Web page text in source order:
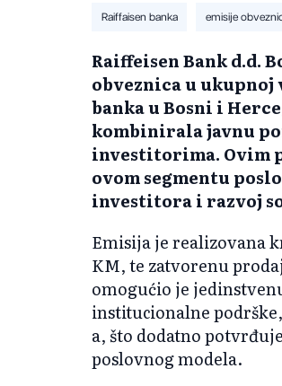
Raiffaisen banka emisije
Raiffeisen Bank d.d.
obveznica u
banka u Bosni i
kombinirala javnu
investitorima. Ovim
ovom segmentu
investitora i razvoj
Emisija je realizovana
KM, te zatvorenu
omogućio je
institucionalne
a, što dodatno
poslovnog modela.